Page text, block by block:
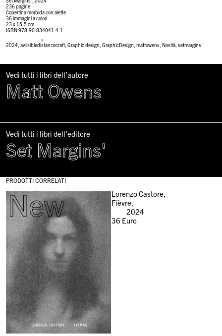
236 pagine
Copertina morbida con alette
36 immagini a colori
23 x 15.5 cm
ISBN 978-90-834041-4-1
#
2024,aviisibledistancecraft,Graphic design,GraphicDesign,mattowens, Novità,setmargins
Vedi tutti i libri dell’autore
Matt Owens
Vedi tutti i libri dell’editore
Set Margins'
PRODOTTI CORRELATI
New
Lorenzo Castore,
Fièvre,
2024
36 Euro